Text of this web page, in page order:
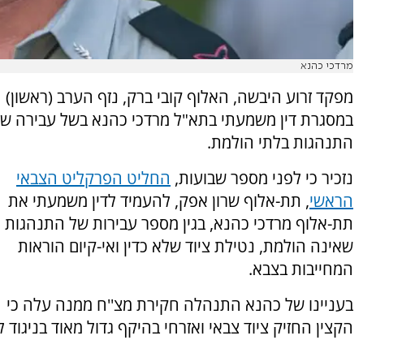
מרדכי כהנא
מפקד זרוע היבשה, האלוף קובי ברק, נזף הערב (ראשון)
במסגרת דין משמעתי בתא"ל מרדכי כהנא בשל עבירה
התנהגות בלתי הולמת.
נזכיר כי לפני מספר שבועות, החליט הפרקליט הצבאי
הראשי, תת-אלוף שרון אפק, להעמיד לדין משמעתי את
תת-אלוף מרדכי כהנא, בגין מספר עבירות של התנהגות
שאינה הולמת, נטילת ציוד שלא כדין ואי-קיום הוראות
המחייבות בצבא.
בעניינו של כהנא התנהלה חקירת מצ''ח ממנה עלה כי
הקצין החזיק ציוד צבאי ואזרחי בהיקף גדול מאוד